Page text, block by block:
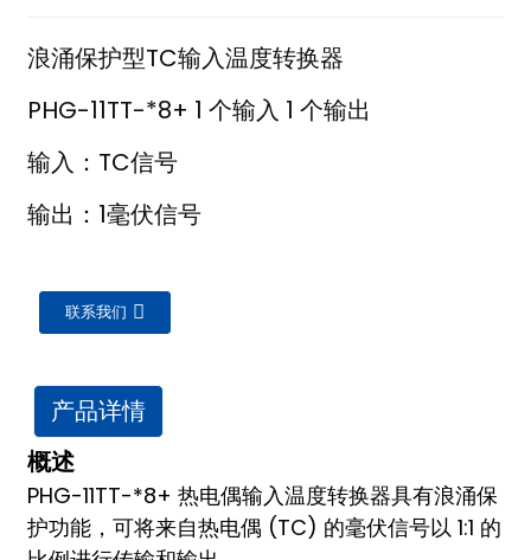
浪涌保护型TC输入温度转换器
PHG-11TT-*8+ 1 个输入 1 个输出
输入：TC信号
输出：1毫伏信号
联系我们
产品详情
概述
PHG-11TT-*8+ 热电偶输入温度转换器具有浪涌保
护功能，可将来自热电偶 (TC) 的毫伏信号以 1:1 的